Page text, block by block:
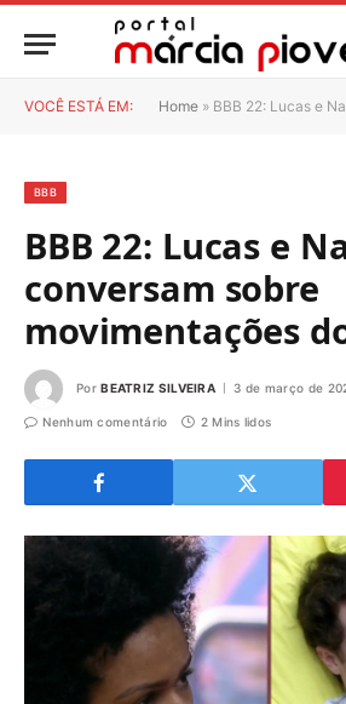
VOCÊ ESTÁ EM: Home » BBB 22: Lucas e Natália
BBB
BBB 22: Lucas e
conversam sobre
movimentações
Por BEATRIZ SILVEIRA 3 de março de
Nenhum comentário 2 Mins lidos